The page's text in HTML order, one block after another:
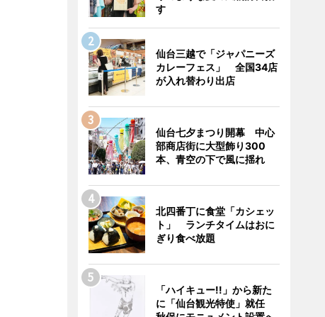
す
仙台三越で「ジャパニーズ
カレーフェス」 全国34店
が入れ替わり出店
仙台七夕まつり開幕 中心
部商店街に大型飾り300
本、青空の下で風に揺れ
北四番丁に食堂「カシェッ
ト」 ランチタイムはおに
ぎり食べ放題
「ハイキュー!!」から新た
に「仙台観光特使」就任